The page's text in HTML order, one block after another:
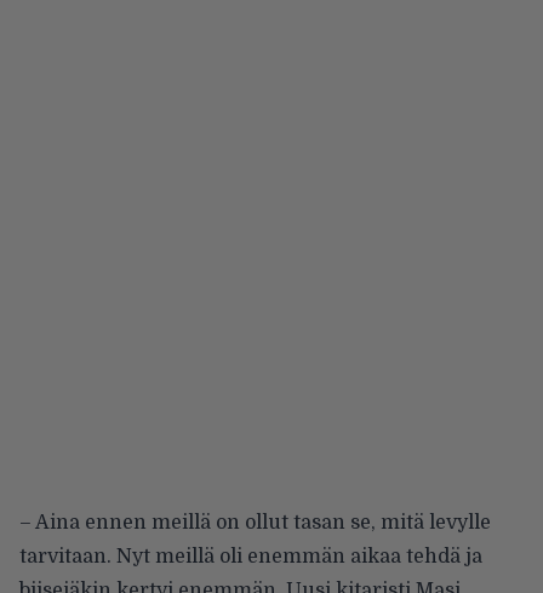
– Aina ennen meillä on ollut tasan se, mitä levylle
tarvitaan. Nyt meillä oli enemmän aikaa tehdä ja